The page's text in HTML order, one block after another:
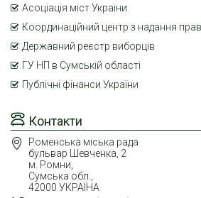
Контакти
Роменська міська рада
бульвар Шевченка, 2
м. Ромни,
Сумська обл.,
42000 УКРАЇНА
Асоціація міст України
Координаційний центр з надання
Державний реєстр виборців
ГУ НП в Сумській області
Публічні фінанси України